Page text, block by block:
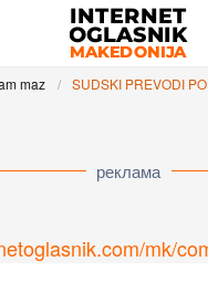
content
maz
SUDSKI PREVODI
реклама